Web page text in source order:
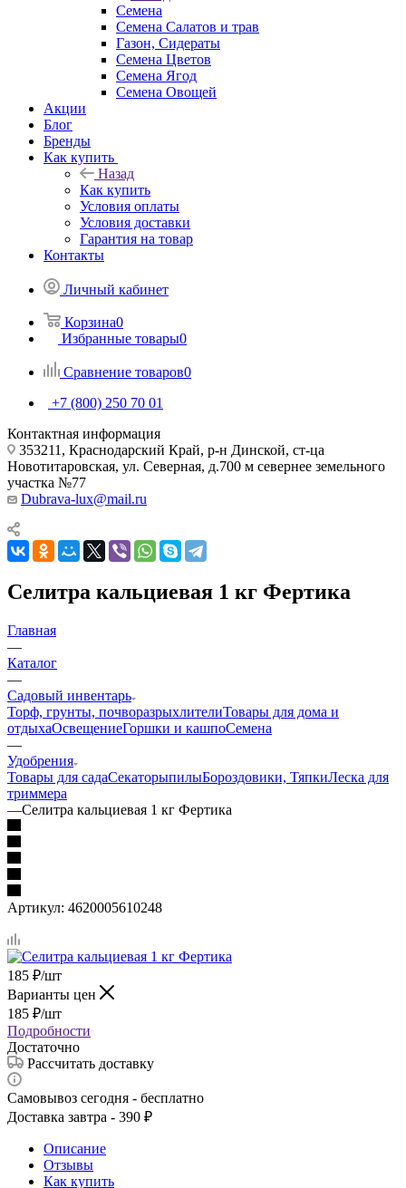
Семена
Семена Салатов и трав
Газон, Сидераты
Семена Цветов
Семена Ягод
Семена Овощей
Акции
Блог
Бренды
Как купить
Назад
Как купить
Условия оплаты
Условия доставки
Гарантия на товар
Контакты
Личный кабинет
Корзина0
Избранные товары0
Сравнение товаров0
+7 (800) 250 70 01
Контактная информация
353211, Краснодарский Край, р-н Динской, ст-ца
Новотитаровская, ул. Северная, д.700 м севернее земельного
участка №77
Dubrava-lux@mail.ru
Селитра кальциевая 1 кг Фертика
Главная
—
Каталог
—
Садовый инвентарь
Торф, грунты, почворазрыхлителиТовары для дома и
отдыхаОсвещениеГоршки и кашпоСемена
—
Удобрения
Товары для садаСекаторыпилыБороздовики, ТяпкиЛеска для
триммера
—Селитра кальциевая 1 кг Фертика
Артикул: 4620005610248
185 ₽/шт
Варианты цен
185 ₽/шт
Подробности
Достаточно
Рассчитать доставку
Самовывоз сегодня - бесплатно
Доставка завтра - 390 ₽
Описание
Отзывы
Как купить